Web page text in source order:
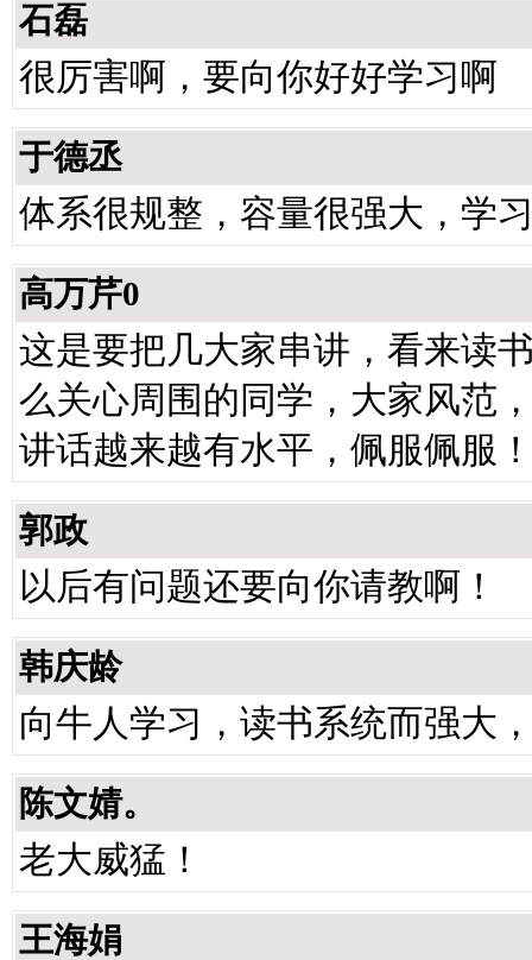
石磊
很厉害啊，要向你好好学习啊
于德丞
体系很规整，容量很强大，学
高万芹0
这是要把几大家串讲，看来读
么关心周围的同学，大家风范
讲话越来越有水平，佩服佩服
郭政
以后有问题还要向你请教啊！
韩庆龄
向牛人学习，读书系统而强大
陈文婧。
老大威猛！
王海娟